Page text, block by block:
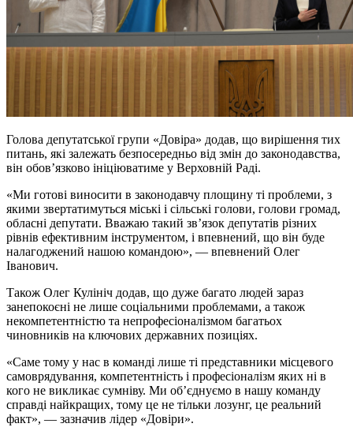
Голова депутатської групи «Довіра» додав, що вирішення тих
питань, які залежать безпосередньо від змін до законодавства,
він обов’язково ініціюватиме у Верховній Раді.
«Ми готові виносити в законодавчу площину ті проблеми, з
якими звертатимуться міські і сільські голови, голови громад,
обласні депутати. Вважаю такий зв’язок депутатів різних
рівнів ефективним інструментом, і впевнений, що він буде
налагоджений нашою командою», — впевнений Олег
Іванович.
Також Олег Кулініч додав, що дуже багато людей зараз
занепокоєні не лише соціальними проблемами, а також
некомпетентністю та непрофесіоналізмом багатьох
чиновників на ключових державних позиціях.
«Саме тому у нас в команді лише ті представники місцевого
самоврядування, компетентність і професіоналізм яких ні в
кого не викликає сумніву. Ми об’єднуємо в нашу команду
справді найкращих, тому це не тільки лозунг, це реальний
факт», — зазначив лідер «Довіри».